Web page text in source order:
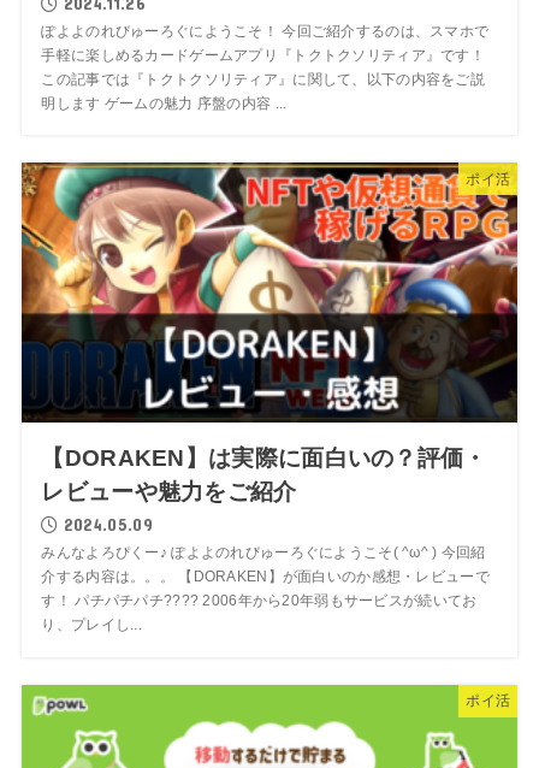
ぽよよのれびゅーろぐにようこそ！ 今回ご紹介するのは、スマホで
手軽に楽しめるカードゲームアプリ『トクトクソリティア』です！
この記事では『トクトクソリティア』に関して、以下の内容をご説
明します ゲームの魅力 序盤の内容 ...
ポイ活
【DORAKEN】は実際に面白いの？評価・
レビューや魅力をご紹介
2024.05.09
みんなよろぴくー♪ ぽよよのれびゅーろぐにようこそ( ^ω^ ) 今回紹
介する内容は。。。 【DORAKEN】が面白いのか感想・レビューで
す！ パチパチパチ???? 2006年から20年弱もサービスが続いてお
り、プレイし...
ポイ活